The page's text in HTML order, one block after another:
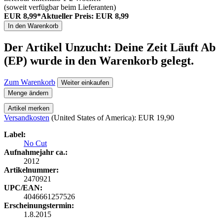
(soweit verfügbar beim Lieferanten)
EUR 8,99*Aktueller Preis: EUR 8,99
In den Warenkorb
Der Artikel Unzucht: Deine Zeit Läuft Ab
(EP) wurde in den Warenkorb gelegt.
Zum Warenkorb
Weiter einkaufen
Menge ändern
Artikel merken
Versandkosten (United States of America): EUR 19,90
Label:
No Cut
Aufnahmejahr ca.:
2012
Artikelnummer:
2470921
UPC/EAN:
4046661257526
Erscheinungstermin:
1.8.2015